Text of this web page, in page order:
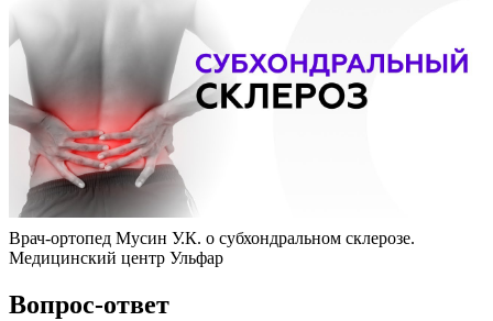
Врач-ортопед Мусин У.К. о субхондральном склерозе.
Медицинский центр Ульфар
Вопрос-ответ